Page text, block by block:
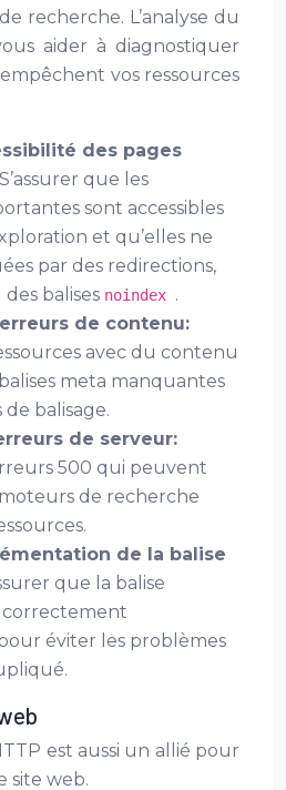
recherche. L’analyse du
aider à diagnostiquer
vos ressources
des pages
S’assurer que les
sont accessibles
et qu’elles ne
par des redirections,
balises noindex .
de contenu:
avec du contenu
meta manquantes
balisage.
de serveur:
500 qui peuvent
de recherche
de la balise
que la balise
correctement
éviter les problèmes
est aussi un allié pour
site web.